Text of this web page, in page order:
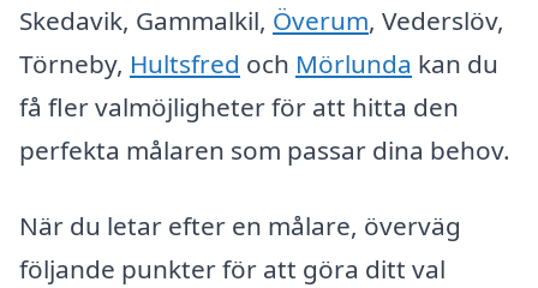
Skedavik, Gammalkil, Överum, Vederslöv,
Törneby, Hultsfred och Mörlunda kan du
få fler valmöjligheter för att hitta den
perfekta målaren som passar dina behov.
När du letar efter en målare, överväg
följande punkter för att göra ditt val